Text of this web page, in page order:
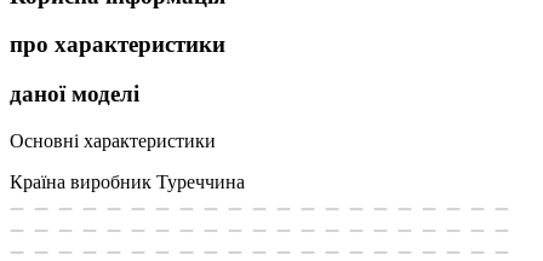
про характеристики
даної моделі
Основні характеристики
Країна виробник Туреччина